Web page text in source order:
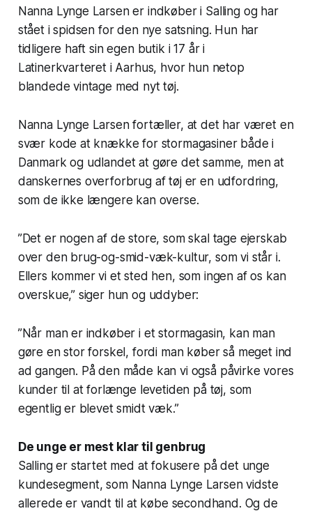
Nanna Lynge Larsen er indkøber i Salling og har
stået i spidsen for den nye satsning. Hun har
tidligere haft sin egen butik i 17 år i
Latinerkvarteret i Aarhus, hvor hun netop
blandede vintage med nyt tøj.
Nanna Lynge Larsen fortæller, at det har været en
svær kode at knække for stormagasiner både i
Danmark og udlandet at gøre det samme, men at
danskernes overforbrug af tøj er en udfordring,
som de ikke længere kan overse.
”Det er nogen af de store, som skal tage ejerskab
over den brug-og-smid-væk-kultur, som vi står i.
Ellers kommer vi et sted hen, som ingen af os kan
overskue,” siger hun og uddyber:
”Når man er indkøber i et stormagasin, kan man
gøre en stor forskel, fordi man køber så meget ind
ad gangen. På den måde kan vi også påvirke vores
kunder til at forlænge levetiden på tøj, som
egentlig er blevet smidt væk.”
De unge er mest klar til genbrug
Salling er startet med at fokusere på det unge
kundesegment, som Nanna Lynge Larsen vidste
allerede er vandt til at købe secondhand. Og de